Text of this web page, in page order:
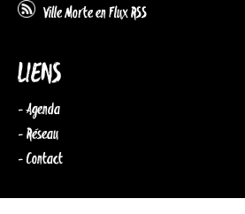
Ville Morte en Flux RSS
LIENS
- Agenda
- Réseau
- Contact